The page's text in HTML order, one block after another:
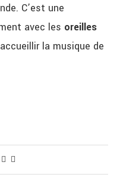
C’est une
avec les oreilles
la musique de